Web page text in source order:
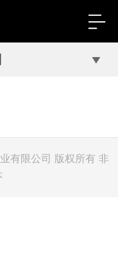
有限公司 版权所有 非